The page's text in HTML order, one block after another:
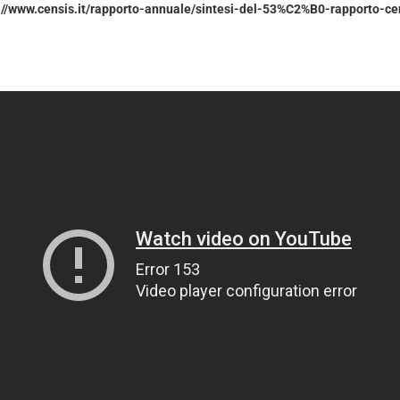
www.censis.it/rapporto-annuale/sintesi-del-53%C2%B0-rapporto-